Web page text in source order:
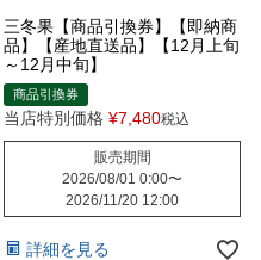
三冬果【商品引換券】【即納商
品】【産地直送品】【12月上旬
～12月中旬】
商品引換券
当店特別価格 ¥7,480税込
販売期間
2026/08/01 0:00〜
2026/11/20 12:00
詳細を見る